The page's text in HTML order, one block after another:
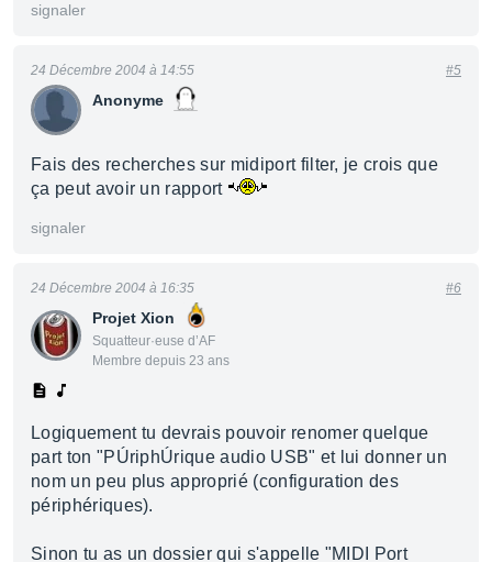
signaler
Anonyme
24 Décembre 2004 à 14:55 #5
Fais des recherches sur midiport filter, je crois que
ça peut avoir un rapport
signaler
Projet Xion
Squatteur·euse d’AF
Membre depuis 23 ans
24 Décembre 2004 à 16:35 #6
Logiquement tu devrais pouvoir renomer quelque
part ton "PÚriphÚrique audio USB" et lui donner un
nom un peu plus approprié (configuration des
périphériques).
Sinon tu as un dossier qui s'appelle "MIDI Port